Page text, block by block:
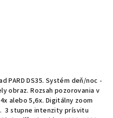
PARD DS35. Systém deň/noc -
obraz. Rozsah pozorovania v
alebo 5,6x. Digitálny zoom
3 stupne intenzity prísvitu